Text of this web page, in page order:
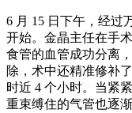
6 月 15 日下午，经过
开始。金晶主任在手
食管的血管成功分离
除，术中还精准修补
时近 4 个小时。当紧
重束缚住的气管也逐